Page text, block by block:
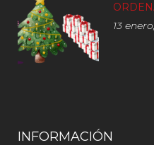
13
INFORMACIÓN